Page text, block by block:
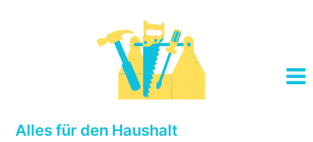
Alles für den Haushalt